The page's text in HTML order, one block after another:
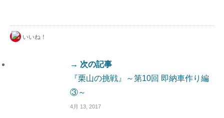
いいね！
→ 次の記事
『栗山の挑戦』～第10回 即納車作り編
③～
4月 13, 2017